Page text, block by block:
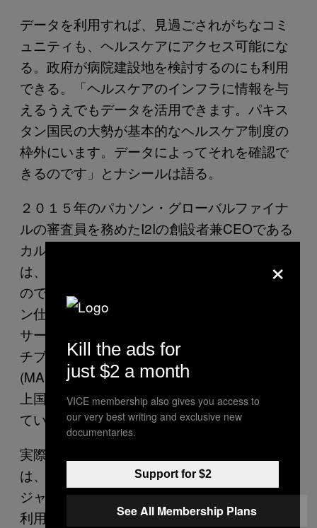
データを利用すれば、見過ごされがちなコミ
ュニティも、ヘルスケアにアクセス可能にな
る。政府が病院建設地を検討するのにも利用
できる。「ヘルスケアのインフラに情報を与
えるうえでもデータを活用できます。パキス
タン国民の大勢が基本的なヘルスケア制度の
枠外にいます。データによってそれを確認で
きるのです」とナシールは語る。
２０１５年のパカソン・グローバルファイナ
ルの審査員を務めたI2Iの創設者兼CEOである
カルスーム・ラカニ（Kalsoom Lakhani）
は、「〈アミ〉の強みは、いちから開発する
のでなく、既存のモデルを利用してパキスタ
ン仕様に改変できることだ」と語る。同様の
サービスを提供する米国の官民連携イニシア
チブ〈The Mobile Alliance for Maternal Action
(MAMA)〉は、携帯電話を利用して、開発途
上国の妊婦にヘルスケア・メッセージを届け
ている。
実際、〈アミ〉が提供を予定している情報
は、部分的にMAMAの情報でもある。「パン
ジャーブ州府が作成した、〔MAMAの情報を
利用した〕統一ガイドラインを各地の病院で
×
Kill the ads for
just $2 a month
VICE membership also gives you access to
our very best writing and exclusive new
documentaries.
Support for $2
See All Membership Plans